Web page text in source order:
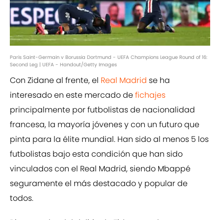
Paris Saint-Germain v Borussia Dortmund - UEFA Champions League Round of 16:
Second Leg | UEFA - Handout/Getty Images
Con Zidane al frente, el Real Madrid se ha
interesado en este mercado defichajes
principalmente por futbolistas de nacionalidad
francesa, la mayoría jóvenes y con un futuro que
pinta para la élite mundial. Han sido al menos 5 los
futbolistas bajo esta condición que han sido
vinculados con el Real Madrid, siendo Mbappé
seguramente el más destacado y popular de
todos.